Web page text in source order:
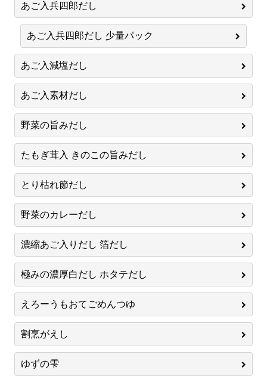
あご入兵四郎だし
あご入兵四郎だし 少量パック
あご入減塩だし
あご入素材だし
野菜の旨みだし
たもぎ茸入 きのこの旨みだし
とり枯れ節だし
野菜のカレーだし
濃縮あご入りだし 箔だし
極みの濃厚白だし ホタテだし
えろーうもおてごめんつゆ
割烹がえし
ゆずの雫